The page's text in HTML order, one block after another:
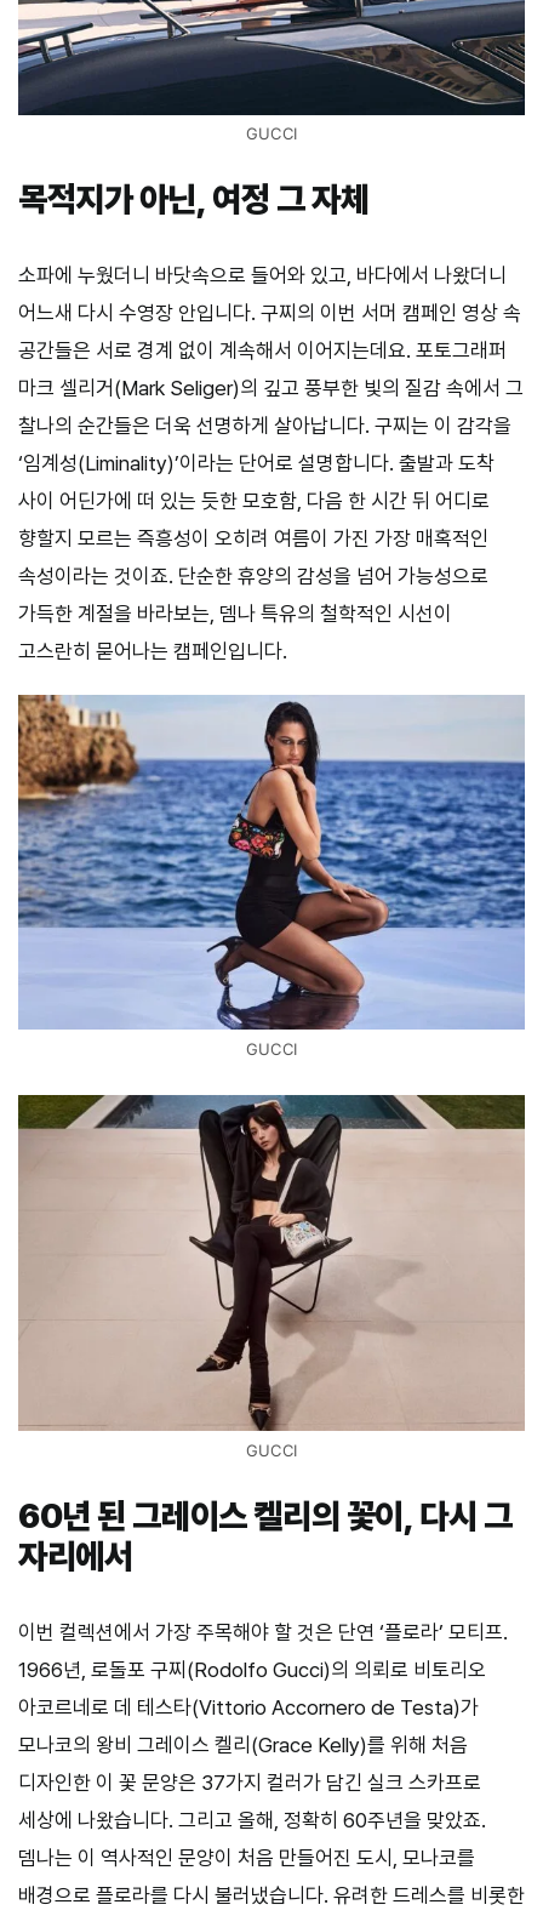
GUCCI
목적지가 아닌, 여정 그 자체
소파에 누웠더니 바닷속으로 들어와 있고, 바다에서 나왔더니
어느새 다시 수영장 안입니다. 구찌의 이번 서머 캠페인 영상 속
공간들은 서로 경계 없이 계속해서 이어지는데요. 포토그래퍼
마크 셀리거(Mark Seliger)의 깊고 풍부한 빛의 질감 속에서 그
찰나의 순간들은 더욱 선명하게 살아납니다. 구찌는 이 감각을
‘임계성(Liminality)’이라는 단어로 설명합니다. 출발과 도착
사이 어딘가에 떠 있는 듯한 모호함, 다음 한 시간 뒤 어디로
향할지 모르는 즉흥성이 오히려 여름이 가진 가장 매혹적인
속성이라는 것이죠. 단순한 휴양의 감성을 넘어 가능성으로
가득한 계절을 바라보는, 뎀나 특유의 철학적인 시선이
고스란히 묻어나는 캠페인입니다.
GUCCI
GUCCI
60년 된 그레이스 켈리의 꽃이, 다시 그
자리에서
이번 컬렉션에서 가장 주목해야 할 것은 단연 ‘플로라’ 모티프.
1966년, 로돌포 구찌(Rodolfo Gucci)의 의뢰로 비토리오
아코르네로 데 테스타(Vittorio Accornero de Testa)가
모나코의 왕비 그레이스 켈리(Grace Kelly)를 위해 처음
디자인한 이 꽃 문양은 37가지 컬러가 담긴 실크 스카프로
세상에 나왔습니다. 그리고 올해, 정확히 60주년을 맞았죠.
뎀나는 이 역사적인 문양이 처음 만들어진 도시, 모나코를
배경으로 플로라를 다시 불러냈습니다. 유려한 드레스를 비롯한